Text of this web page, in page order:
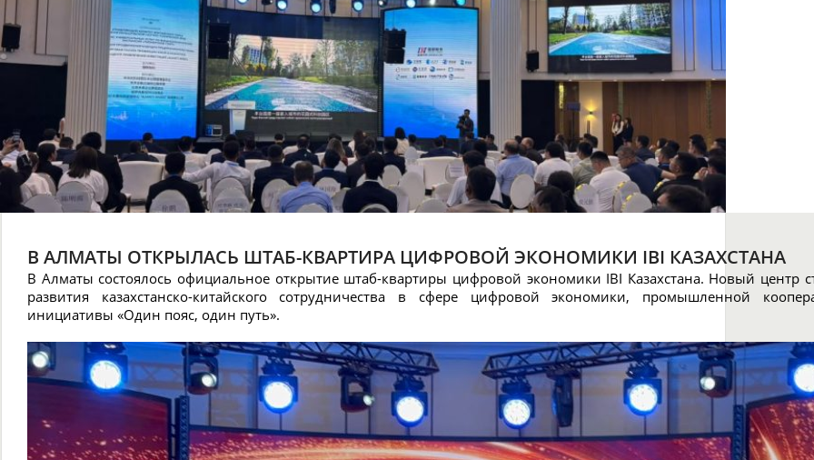
В АЛМАТЫ ОТКРЫЛАСЬ ШТАБ-КВАРТИРА ЦИФРОВОЙ ЭКОНОМИКИ IBI КАЗАХСТАНА
В Алматы состоялось официальное открытие штаб-квартиры цифровой экономики IBI Казахстана. Новый центр
развития казахстанско-китайского сотрудничества в сфере цифровой экономики, промышленной
инициативы «Один пояс, один путь».